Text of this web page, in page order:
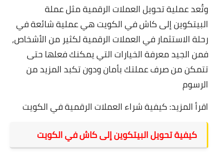
وتُعد عملية تحويل العملات الرقمية مثل عملة
البيتكوين إلى كاش في الكويت هي عملية شائعة في
رحلة الاستثمار في العملات الرقمية لكثير من الأشخاص,
فمن الجيد معرفة الخيارات التي يمكنك فعلها حتى
تتمكن من صرف عملتك بأمان ودون تكبد المزيد من
الرسوم
اقرأ المزيد:كيفية شراء العملات الرقمية في الكويت
كيفية تحويل البيتكوين إلى كاش في الكويت